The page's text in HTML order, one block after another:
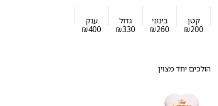
קטן
₪200
בינוני
₪260
גדול
₪330
ענק
₪400
הולכים יחד מצוין